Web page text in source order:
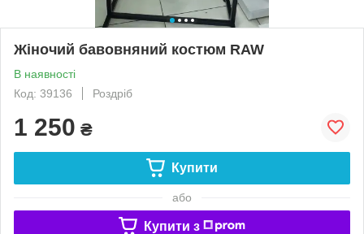
Жіночий бавовняний костюм RAW
В наявності
Код: 39136
Роздріб
1 250 ₴
Купити
або
Купити з